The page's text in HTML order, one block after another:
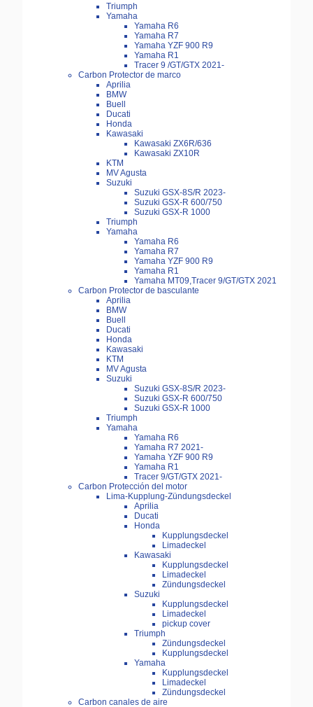
Triumph
Yamaha
Yamaha R6
Yamaha R7
Yamaha YZF 900 R9
Yamaha R1
Tracer 9 /GT/GTX 2021-
Carbon Protector de marco
Aprilia
BMW
Buell
Ducati
Honda
Kawasaki
Kawasaki ZX6R/636
Kawasaki ZX10R
KTM
MV Agusta
Suzuki
Suzuki GSX-8S/R 2023-
Suzuki GSX-R 600/750
Suzuki GSX-R 1000
Triumph
Yamaha
Yamaha R6
Yamaha R7
Yamaha YZF 900 R9
Yamaha R1
Yamaha MT09,Tracer 9/GT/GTX 2021
Carbon Protector de basculante
Aprilia
BMW
Buell
Ducati
Honda
Kawasaki
KTM
MV Agusta
Suzuki
Suzuki GSX-8S/R 2023-
Suzuki GSX-R 600/750
Suzuki GSX-R 1000
Triumph
Yamaha
Yamaha R6
Yamaha R7 2021-
Yamaha YZF 900 R9
Yamaha R1
Tracer 9/GT/GTX 2021-
Carbon Protección del motor
Lima-Kupplung-Zündungsdeckel
Aprilia
Ducati
Honda
Kupplungsdeckel
Limadeckel
Kawasaki
Kupplungsdeckel
Limadeckel
Zündungsdeckel
Suzuki
Kupplungsdeckel
Limadeckel
pickup cover
Triumph
Zündungsdeckel
Kupplungsdeckel
Yamaha
Kupplungsdeckel
Limadeckel
Zündungsdeckel
Carbon canales de aire